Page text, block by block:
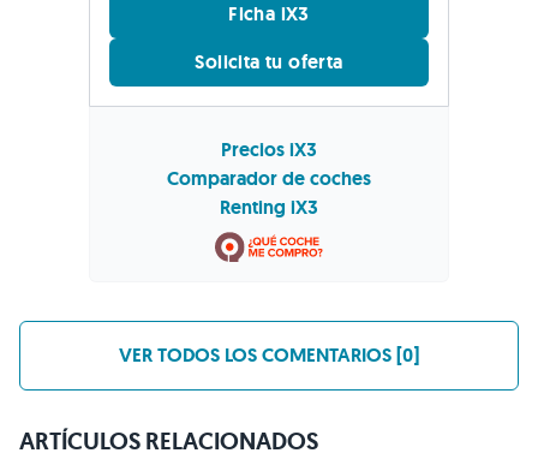
Ficha iX3
Solicita tu oferta
Precios iX3
Comparador de coches
Renting iX3
VER TODOS LOS COMENTARIOS [0]
ARTÍCULOS RELACIONADOS